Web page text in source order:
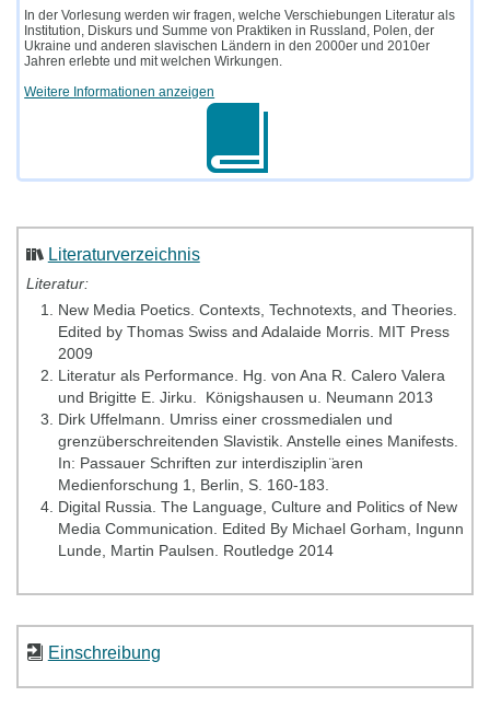
In der Vorlesung werden wir fragen, welche Verschiebungen Literatur als
Institution, Diskurs und Summe von Praktiken in Russland, Polen, der
Ukraine und anderen slavischen Ländern in den 2000er und 2010er
Jahren erlebte und mit welchen Wirkungen.
Weitere Informationen anzeigen
Literaturverzeichnis
Literatur:
New Media Poetics. Contexts, Technotexts, and Theories.‎
Edited by Thomas Swiss and Adalaide Morris. MIT Press
2009
Literatur als Performance. Hg. von Ana R. Calero Valera
und Brigitte E. Jirku. ‎ Königshausen u. Neumann 2013
Dirk Uffelmann. Umriss einer crossmedialen und
grenzüberschreitenden Slavistik. Anstelle eines Manifests.
In: Passauer Schriften zur interdisziplin ̈aren
Medienforschung 1, Berlin, S. 160-183.
Digital Russia. The Language, Culture and Politics of New
Media Communication. Edited By Michael Gorham, Ingunn
Lunde, Martin Paulsen. Routledge 2014
Einschreibung